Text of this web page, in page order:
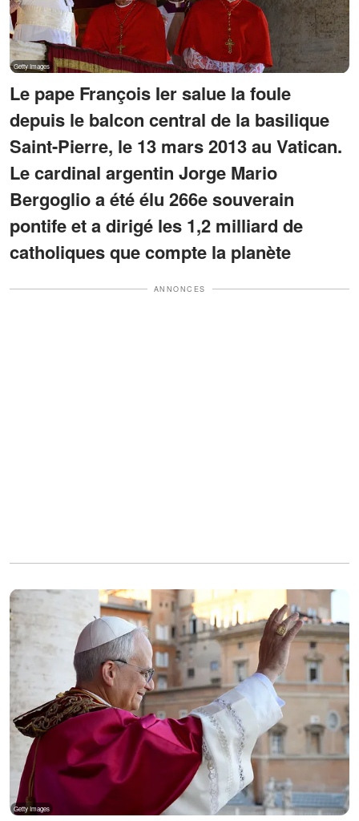
Le pape François Ier salue la foule
depuis le balcon central de la basilique
Saint-Pierre, le 13 mars 2013 au Vatican.
Le cardinal argentin Jorge Mario
Bergoglio a été élu 266e souverain
pontife et a dirigé les 1,2 milliard de
catholiques que compte la planète
ANNONCES